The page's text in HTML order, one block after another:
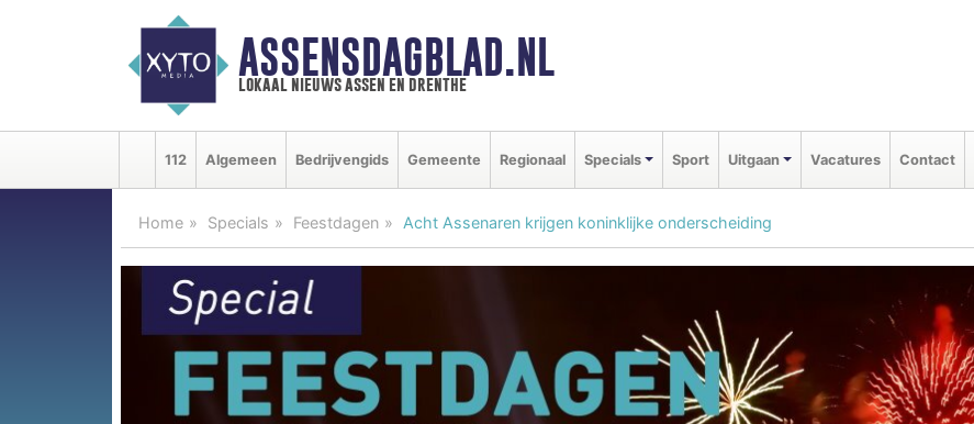
ASSENSDAGBLAD.NL
lokaal nieuws assen en drenthe
112 Algemeen Bedrijvengids Gemeente Regionaal Specials Sport Uitgaan Vacatures Contact
Home Specials Feestdagen Acht Assenaren krijgen koninklijke onderscheiding